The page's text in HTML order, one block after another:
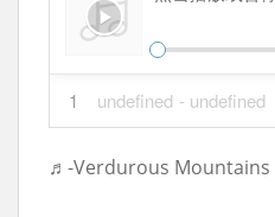
1 undefined - undefined
♬-Verdurous Mountains